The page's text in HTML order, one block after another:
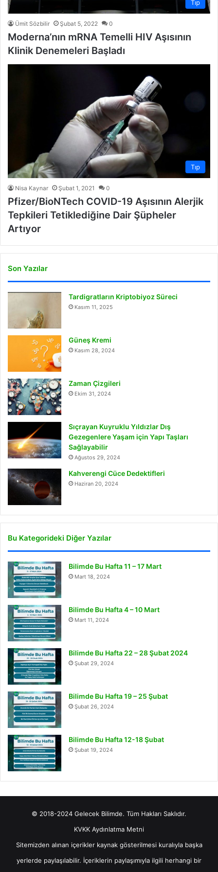
Tıp
Ümit Sözbilir Şubat 5, 2022 0
Moderna’nın mRNA Temelli HIV Aşısının
Klinik Denemeleri Başladı
Tıp
Nisa Kaynar Şubat 1, 2021 0
Pfizer/BioNTech COVID-19 Aşısının Alerjik
Tepkileri Tetiklediğine Dair Şüpheler
Artıyor
Son Yazılar
Tardigratların Kriptobiyoz Süreci
Kasım 11, 2025
Güneş Kremi
Kasım 28, 2024
Zaman Çizgileri
Ekim 31, 2024
Sıçrayan Kuyruklu Yıldızlar Dış
Gezegenlere Yaşam için Yapı Taşları
Sağlayabilir
Ağustos 29, 2024
Kahverengi Cüce Dedektifleri
Haziran 20, 2024
Bu Kategorideki Diğer Yazılar
Bilimde Bu Hafta 11 – 17 Mart
Mart 18, 2024
Bilimde Bu Hafta 4 – 10 Mart
Mart 11, 2024
Bilimde Bu Hafta 22 – 28 Şubat 2024
Şubat 29, 2024
Bilimde Bu Hafta 19 – 25 Şubat
Şubat 26, 2024
Bilimde Bu Hafta 12-18 Şubat
Şubat 19, 2024
© 2018-2024 Gelecek Bilimde. Tüm Hakları Saklıdır.
KVKK Aydınlatma Metni
Sitemizden alınan içerikler kaynak gösterilmesi kuralıyla başka
yerlerde paylaşılabilir. İçeriklerin paylaşımıyla ilgili herhangi bir